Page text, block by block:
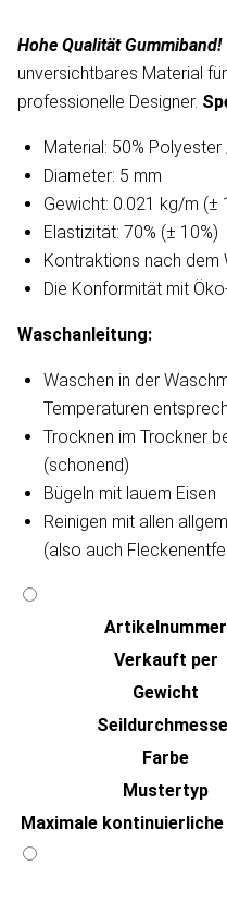
Hohe Qualität Gummiband!
unversichtbares Material
professionelle Designer.
Material: 50% Polyester
Diameter: 5 mm
Gewicht: 0.021 kg/m (±
Elastizität: 70% (± 10%)
Kontraktions nach dem
Die Konformität mit
Waschanleitung​:
Waschen in der
Temperaturen
Trocknen im Trockner
(schonend)
Bügeln mit lauem Eisen
Reinigen mit allen
(also auch
Artikeln‌ummer
Verkauft per
Gewicht
Farbe
Mustertyp
Maximale